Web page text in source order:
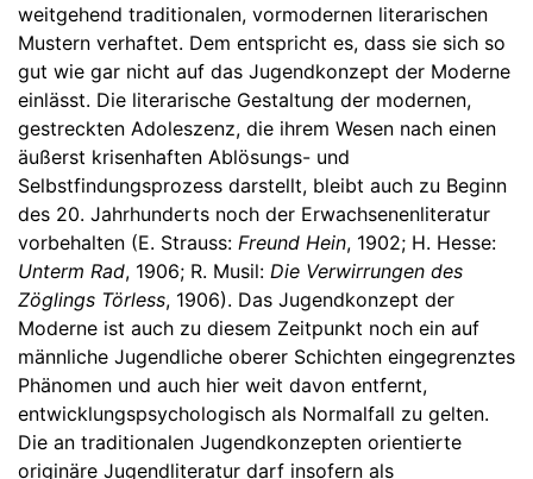
weitgehend traditionalen, vormodernen literarischen
Mustern verhaftet. Dem entspricht es, dass sie sich so
gut wie gar nicht auf das Jugendkonzept der Moderne
einlässt. Die literarische Gestaltung der modernen,
gestreckten Adoleszenz, die ihrem Wesen nach einen
äußerst krisenhaften Ablösungs- und
Selbstfindungsprozess darstellt, bleibt auch zu Beginn
des 20. Jahrhunderts noch der Erwachsenenliteratur
vorbehalten (E. Strauss: Freund Hein, 1902; H. Hesse:
Unterm Rad, 1906; R. Musil: Die Verwirrungen des
Zöglings Törless, 1906). Das Jugendkonzept der
Moderne ist auch zu diesem Zeitpunkt noch ein auf
männliche Jugendliche oberer Schichten eingegrenztes
Phänomen und auch hier weit davon entfernt,
entwicklungspsychologisch als Normalfall zu gelten.
Die an traditionalen Jugendkonzepten orientierte
originäre Jugendliteratur darf insofern als